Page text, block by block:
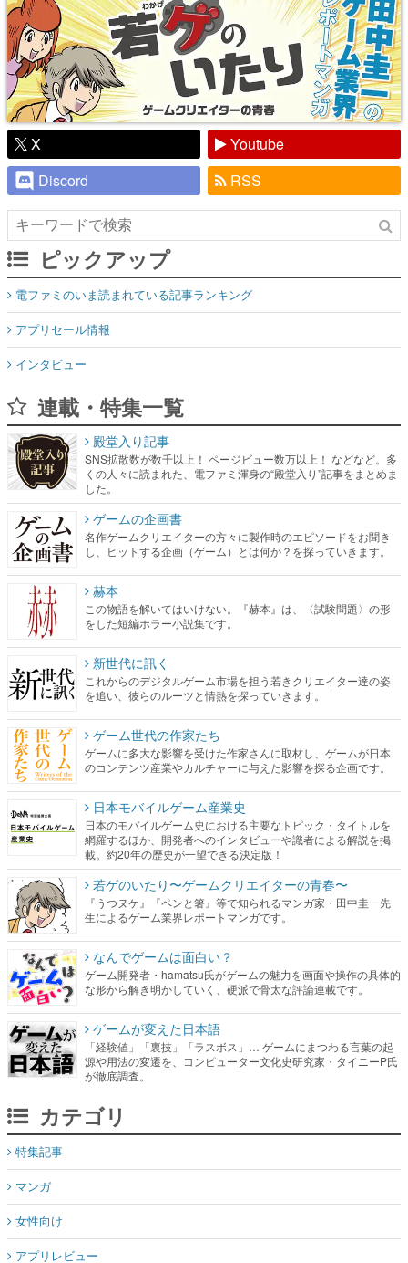
X
Youtube
Discord
RSS
ピックアップ
電ファミのいま読まれている記事ランキング
アプリセール情報
インタビュー
連載・特集一覧
殿堂入り記事
SNS拡散数が数千以上！ ページビュー数万以上！ などなど。多
くの人々に読まれた、電ファミ渾身の“殿堂入り”記事をまとめま
した。
ゲームの企画書
名作ゲームクリエイターの方々に製作時のエピソードをお聞き
し、ヒットする企画（ゲーム）とは何か？を探っていきます。
赫本
この物語を解いてはいけない。『赫本』は、〈試験問題〉の形
をした短編ホラー小説集です。
新世代に訊く
これからのデジタルゲーム市場を担う若きクリエイター達の姿
を追い、彼らのルーツと情熱を探っていきます。
ゲーム世代の作家たち
ゲームに多大な影響を受けた作家さんに取材し、ゲームが日本
のコンテンツ産業やカルチャーに与えた影響を探る企画です。
日本モバイルゲーム産業史
日本のモバイルゲーム史における主要なトピック・タイトルを
網羅するほか、開発者へのインタビューや識者による解説を掲
載。約20年の歴史が一望できる決定版！
若ゲのいたり〜ゲームクリエイターの青春〜
『うつヌケ』『ペンと箸』等で知られるマンガ家・田中圭一先
生によるゲーム業界レポートマンガです。
なんでゲームは面白い？
ゲーム開発者・hamatsu氏がゲームの魅力を画面や操作の具体的
な形から解き明かしていく、硬派で骨太な評論連載です。
ゲームが変えた日本語
「経験値」「裏技」「ラスボス」… ゲームにまつわる言葉の起
源や用法の変遷を、コンピューター文化史研究家・タイニーP氏
が徹底調査。
カテゴリ
特集記事
マンガ
女性向け
アプリレビュー